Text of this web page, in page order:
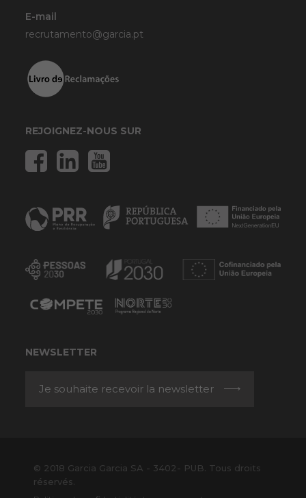
E-mail
recrutamento@garcia.pt
REJOIGNEZ-NOUS SUR
NEWSLETTER
Je souhaite recevoir la newsletter
© 2018 Garcia Garcia SA - 3402- PUB. Tous droits
réservés.